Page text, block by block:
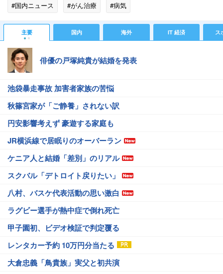
#国内ニュース #がん治療 #病気
主要 国内 海外 IT 経済 ス
俳優の戸塚純貴が結婚を発表
池袋暴走事故 加害者家族の苦悩
秋篠宮家が「ご静養」されない訳
円安影響考えず 豪遊する家庭も
JR横浜線で居眠りのオーバーラン
ケニア人と結婚「差別」のリアル
スクバル「デトロイト戻りたい」
八村、バスケ代表活動の思い激白
ラグビー選手が熱中症で倒れ死亡
甲子園初、ビデオ検証で判定覆る
レンタカー予約 10万円分当たる
大倉忠義「鳥貴族」実父と初共演